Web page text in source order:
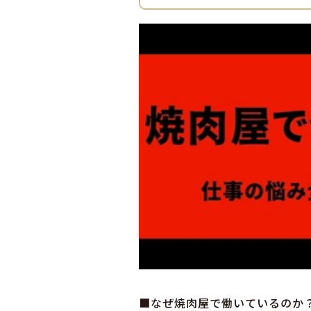
■なぜ焼肉屋で働いているのか